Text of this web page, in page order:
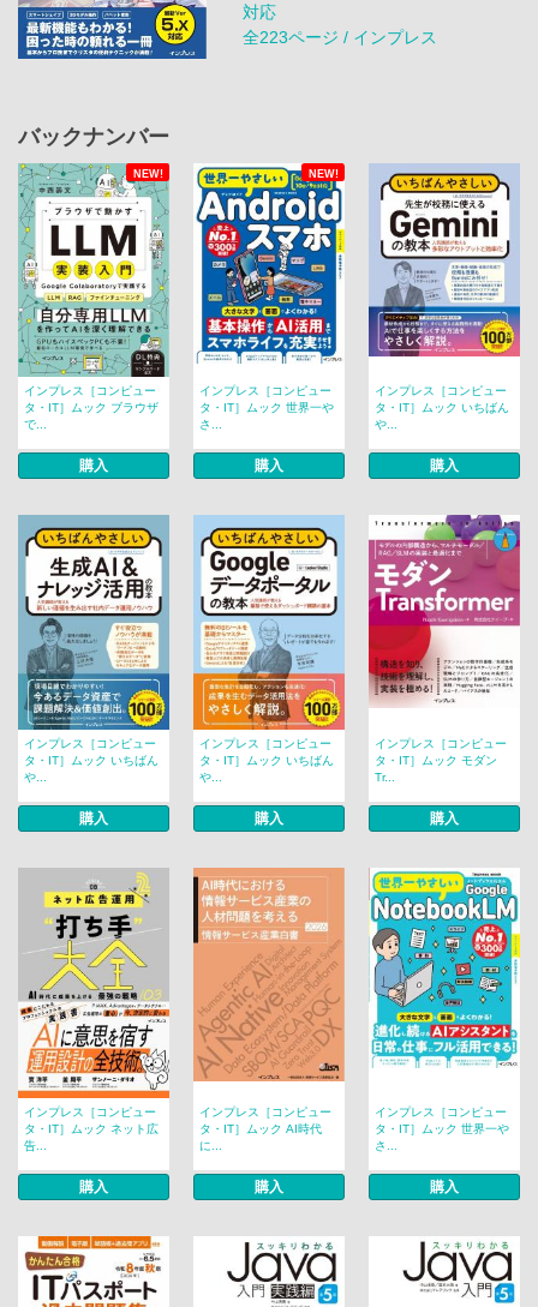
対応
全223ページ / インプレス
バックナンバー
NEW! NEW!
インプレス［コンピュー
タ・IT］ムック ブラウザ
で...
購入
インプレス［コンピュー
タ・IT］ムック 世界一や
さ...
購入
インプレス［コンピュー
タ・IT］ムック いちばん
や...
購入
インプレス［コンピュー
タ・IT］ムック いちばん
や...
購入
インプレス［コンピュー
タ・IT］ムック いちばん
や...
購入
インプレス［コンピュー
タ・IT］ムック モダン
Tr...
購入
インプレス［コンピュー
タ・IT］ムック ネット広
告...
購入
インプレス［コンピュー
タ・IT］ムック AI時代
に...
購入
インプレス［コンピュー
タ・IT］ムック 世界一や
さ...
購入